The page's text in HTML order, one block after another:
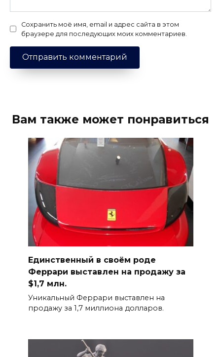
Сохранить моё имя, email и адрес сайта в этом
браузере для последующих моих комментариев.
Вам также может понравиться
Единственный в своём роде
Феррари выставлен на продажу за
$1,7 млн.
Уникальный Феррари выставлен на
продажу за 1,7 миллиона долларов.